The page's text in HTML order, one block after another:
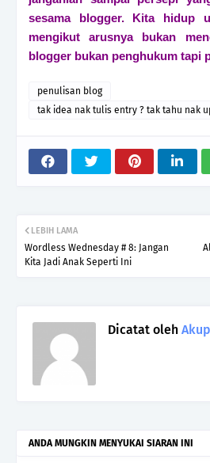
sesama blogger. Kita hidup
mengikut arusnya bukan
blogger bukan penghukum tapi
penulisan blog
tak idea nak tulis entry ? tak tahu nak
LEBIH LAMA
Wordless Wednesday # 8: Jangan
Kita Jadi Anak Seperti Ini
Dicatat oleh
ANDA MUNGKIN MENYUKAI SIARAN INI